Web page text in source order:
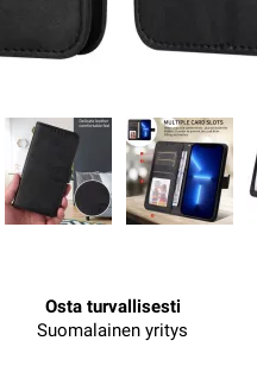
Osta turvallisesti
Suomalainen yritys